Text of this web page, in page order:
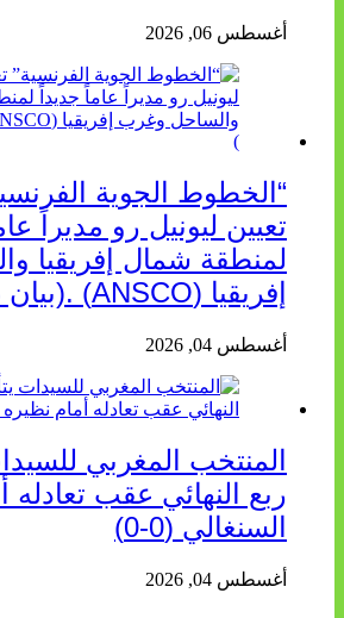
أغسطس 06, 2026
“الخطوط الجوية
تعيين ليونيل رو مديراً
لمنطقة شمال إفريقيا
إفريقيا (ANSCO) .(بيان صحفي )
أغسطس 04, 2026
المنتخب المغربي
ربع النهائي عقب تعادله
السنغالي (0-0)
أغسطس 04, 2026